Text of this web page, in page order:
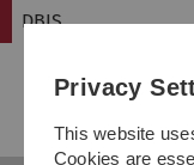
DBIS
Privacy
This website
Cookies are